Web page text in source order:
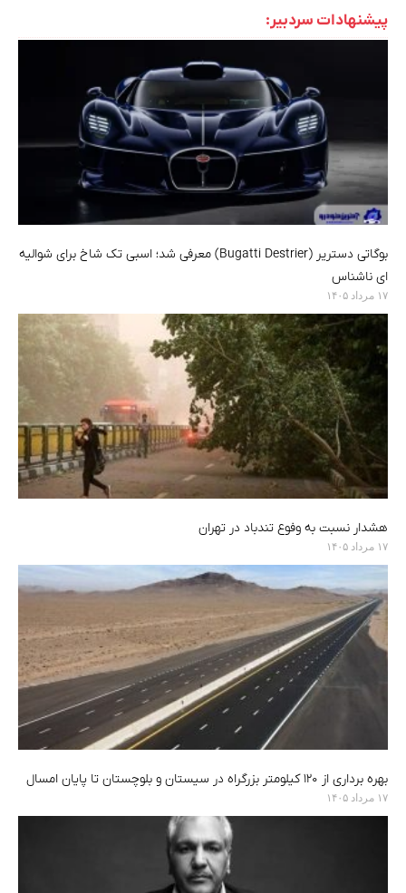
پیشنهادات سردبیر:
بوگاتی دستریر (Bugatti Destrier) معرفی شد؛ اسبی تک شاخ برای شوالیه
ای ناشناس
۱۷ مرداد ۱۴۰۵
هشدار نسبت به وفوع تندباد در تهران
۱۷ مرداد ۱۴۰۵
بهره برداری از ۱۲۰ کیلومتر بزرگراه در سیستان و بلوچستان تا پایان امسال
۱۷ مرداد ۱۴۰۵